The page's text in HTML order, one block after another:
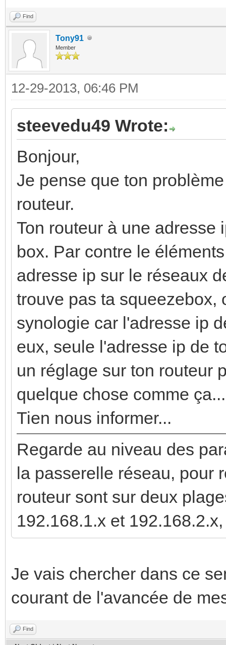
Find
Tony91
Member
12-29-2013, 06:46 PM
steevedu49 Wrote:
Bonjour,
Je pense que ton
routeur.
Ton routeur à une adresse
box. Par contre le
adresse ip sur le réseaux
trouve pas ta squeezebox,
synologie car l'adresse ip
eux, seule l'adresse ip de
un réglage sur ton routeur
quelque chose comme ça...
Tien nous informer...
Regarde au niveau des
la passerelle réseau, pour
routeur sont sur deux
192.168.1.x et
Je vais chercher dans ce
courant de l'avancée de
Find